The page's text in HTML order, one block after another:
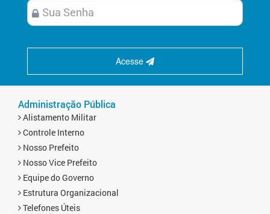
Acesse
Administração Pública
Alistamento Militar
Controle Interno
Nosso Prefeito
Nosso Vice Prefeito
Equipe do Governo
Estrutura Organizacional
Telefones Úteis